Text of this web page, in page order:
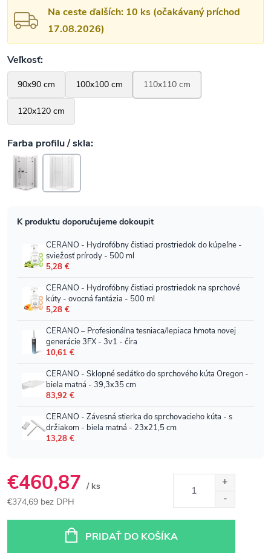
Na ceste ďalších: 10 ks (očakávaný príchod
17.08.2026)
€460,87 / ks
€374,69 bez DPH
PRIDAŤ DO KOŠÍKA